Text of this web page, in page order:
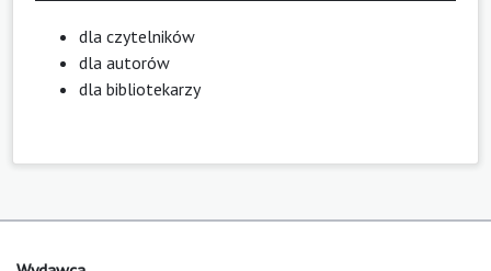
dla czytelników
dla autorów
dla bibliotekarzy